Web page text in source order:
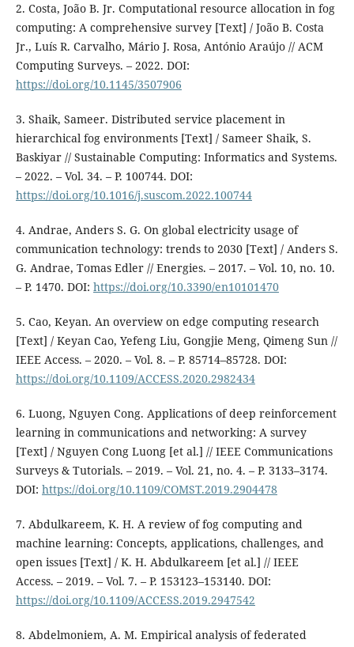
2. Costa, João B. Jr. Computational resource allocation in fog
computing: A comprehensive survey [Text] / João B. Costa
Jr., Luís R. Carvalho, Mário J. Rosa, António Araújo // ACM
Computing Surveys. – 2022. DOI:
https://doi.org/10.1145/3507906
3. Shaik, Sameer. Distributed service placement in
hierarchical fog environments [Text] / Sameer Shaik, S.
Baskiyar // Sustainable Computing: Informatics and Systems.
– 2022. – Vol. 34. – P. 100744. DOI:
https://doi.org/10.1016/j.suscom.2022.100744
4. Andrae, Anders S. G. On global electricity usage of
communication technology: trends to 2030 [Text] / Anders S.
G. Andrae, Tomas Edler // Energies. – 2017. – Vol. 10, no. 10.
– P. 1470. DOI: https://doi.org/10.3390/en10101470
5. Cao, Keyan. An overview on edge computing research
[Text] / Keyan Cao, Yefeng Liu, Gongjie Meng, Qimeng Sun //
IEEE Access. – 2020. – Vol. 8. – P. 85714–85728. DOI:
https://doi.org/10.1109/ACCESS.2020.2982434
6. Luong, Nguyen Cong. Applications of deep reinforcement
learning in communications and networking: A survey
[Text] / Nguyen Cong Luong [et al.] // IEEE Communications
Surveys & Tutorials. – 2019. – Vol. 21, no. 4. – P. 3133–3174.
DOI: https://doi.org/10.1109/COMST.2019.2904478
7. Abdulkareem, K. H. A review of fog computing and
machine learning: Concepts, applications, challenges, and
open issues [Text] / K. H. Abdulkareem [et al.] // IEEE
Access. – 2019. – Vol. 7. – P. 153123–153140. DOI:
https://doi.org/10.1109/ACCESS.2019.2947542
8. Abdelmoniem, A. M. Empirical analysis of federated